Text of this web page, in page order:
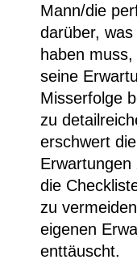
Mann/die
darüber,
haben
seine
Misserfolge
zu
erschwert
die
zu
eigenen
enttäuscht.